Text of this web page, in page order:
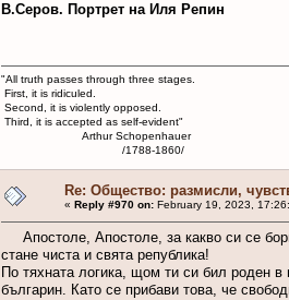
В.Серов. Портрет на Иля Репин
"All truth passes through three stages.
First, it is ridiculed.
Second, it is violently opposed.
Third, it is accepted as self-evident"
Arthur Schopenhauer
/1788-1860/
Re: Общество: размисли,
« Reply #970 on:February 19, 2023,
Апостоле, Апостоле, за какво си се
стане чиста и свята република!
По тяхната логика, щом ти си бил роден
българин. Като се прибави това, че